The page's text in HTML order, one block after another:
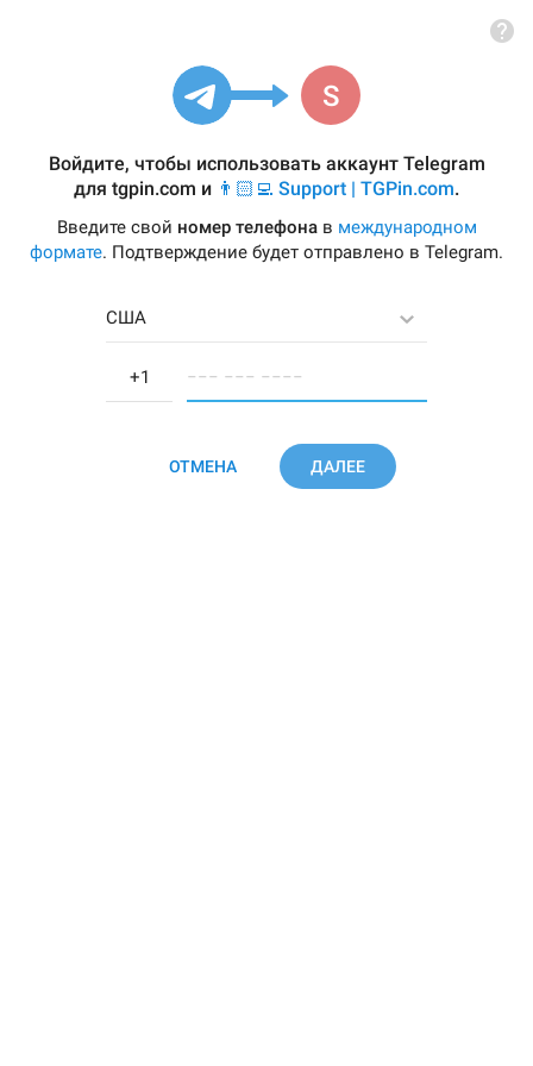
Войдите, чтобы использовать аккаунт Telegram
для tgpin.com и 👨🏻‍💻 Support | TGPin.com.
Введите свой номер телефонав международном
формате. Подтверждение будет отправлено в Telegram.
США
−−− −−− −−−−
ОТМЕНА ДАЛЕЕ